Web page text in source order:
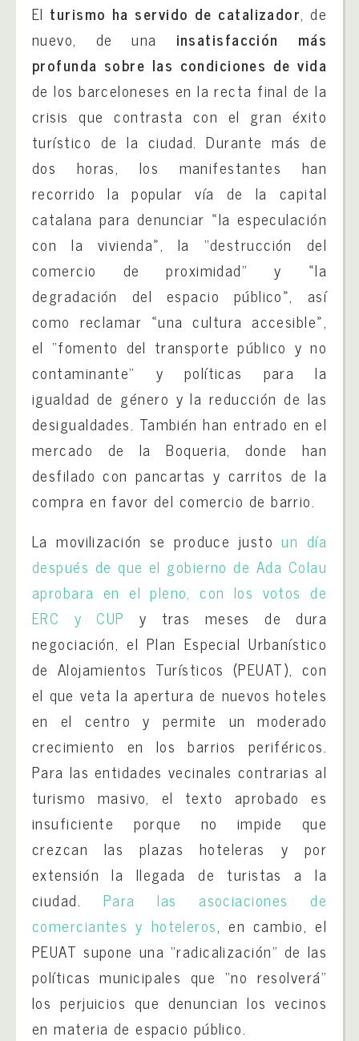
El turismo ha servido de catalizador, de
nuevo, de una insatisfacción más
profunda sobre las condiciones de vida
de los barceloneses en la recta final de la
crisis que contrasta con el gran éxito
turístico de la ciudad. Durante más de
dos horas, los manifestantes han
recorrido la popular vía de la capital
catalana para denunciar «la especulación
con la vivienda», la “destrucción del
comercio de proximidad” y «la
degradación del espacio público», así
como reclamar «una cultura accesible»,
el “fomento del transporte público y no
contaminante” y políticas para la
igualdad de género y la reducción de las
desigualdades. También han entrado en el
mercado de la Boqueria, donde han
desfilado con pancartas y carritos de la
compra en favor del comercio de barrio.
La movilización se produce justoun día
después de que el gobierno de Ada Colau
aprobara en el pleno, con los votos de
ERC y CUP y tras meses de dura
negociación, el Plan Especial Urbanístico
de Alojamientos Turísticos (PEUAT), con
el que veta la apertura de nuevos hoteles
en el centro y permite un moderado
crecimiento en los barrios periféricos.
Para las entidades vecinales contrarias al
turismo masivo, el texto aprobado es
insuficiente porque no impide que
crezcan las plazas hoteleras y por
extensión la llegada de turistas a la
ciudad. Para las asociaciones de
comerciantes y hoteleros, en cambio, el
PEUAT supone una “radicalización” de las
políticas municipales que “no resolverá”
los perjuicios que denuncian los vecinos
en materia de espacio público.